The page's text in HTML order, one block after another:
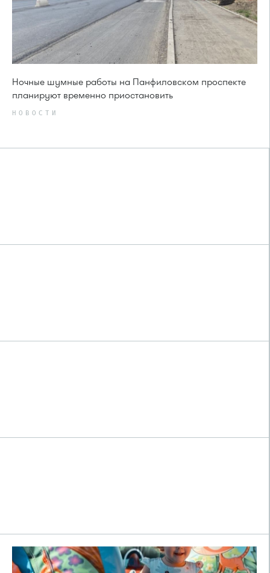
Ночные шумные работы на Панфиловском проспекте
планируют временно приостановить
НОВОСТИ